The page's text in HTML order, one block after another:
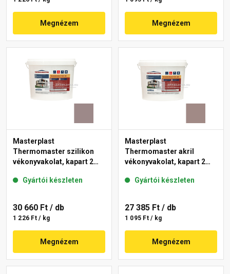
Megnézem Megnézem
Masterplast
Thermomaster szilikon
vékonyvakolat, kapart 2
Gyártói készleten
30 660 Ft / db
1 226 Ft / kg
Megnézem
Masterplast
Thermomaster akril
vékonyvakolat, kapart 2
Gyártói készleten
27 385 Ft / db
1 095 Ft / kg
Megnézem